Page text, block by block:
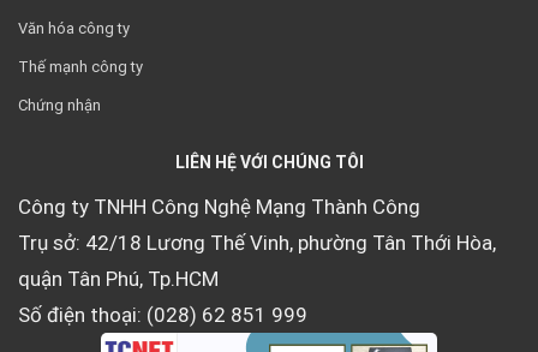
Văn hóa công ty
Thế mạnh công ty
Chứng nhận
LIÊN HỆ VỚI CHÚNG TÔI
Công ty TNHH Công Nghệ Mạng Thành Công
Trụ sở: 42/18 Lương Thế Vinh, phường Tân Thới Hòa,
quận Tân Phú, Tp.HCM
Số điện thoại: (028) 62 851 999